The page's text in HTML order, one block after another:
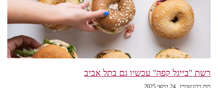
רשת "בייגל קפה" עכשיו גם בתל אביב
רות ברונשטיין 24 במאי 2025